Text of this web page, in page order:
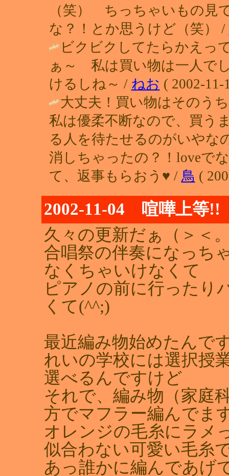
（笑） ちっちゃいもの見
な？！とか思うけど（笑） /
ビクビクしてたらかえっ
ぁ～ 私は買い物は一人で
けるしね～ / ねお ( 2002-11-
大丈夫！買い物はそのう
私は優柔不断なので、買う
る人を待たせるのがいや
消しちゃったの？！loveで
て、返事もらおう♥ / 鳥 (
2002-11-04 喧嘩上等!!
久々の更新だぁ（＞＜
合唱祭の伴奏になっち
なくちゃいけなくて
ピアノの前に行ったり
くて(^^;)
最近編み物始めたんで
れいの学校には選択授
選べるんですけど
それで、編み物（家庭
方でマフラー編んでま
オレンジの毛糸にラメ
似合わない可愛い毛糸
あっ誰かに編んであげ